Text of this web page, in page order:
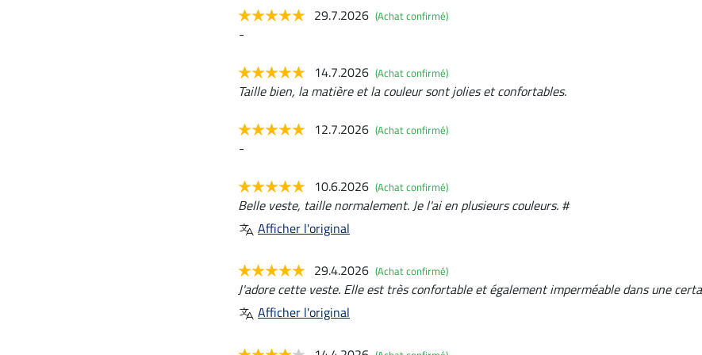
29.7.2026 (Achat confirmé)
-
14.7.2026 (Achat confirmé)
Taille bien, la matière et la couleur sont jolies et confortables.
12.7.2026 (Achat confirmé)
-
10.6.2026 (Achat confirmé)
Belle veste, taille normalement. Je l'ai en plusieurs couleurs. #
Afficher l'original
29.4.2026 (Achat confirmé)
J'adore cette veste. Elle est très confortable et également imperméable dans une
Afficher l'original